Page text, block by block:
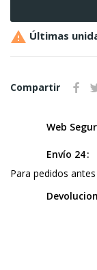
 Últimas
Compartir
Web
Envío 24
Para pedidos